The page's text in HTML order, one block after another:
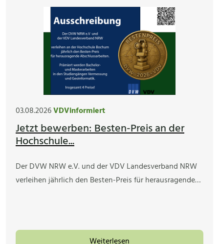
03.08.2026VDVinformiert
Jetzt bewerben: Besten-Preis an der
Hochschule...
Der DVW NRW e.V. und der VDV Landesverband NRW
verleihen jährlich den Besten-Preis für herausragende…